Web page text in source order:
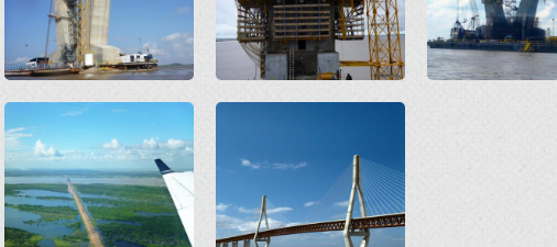
Open Open